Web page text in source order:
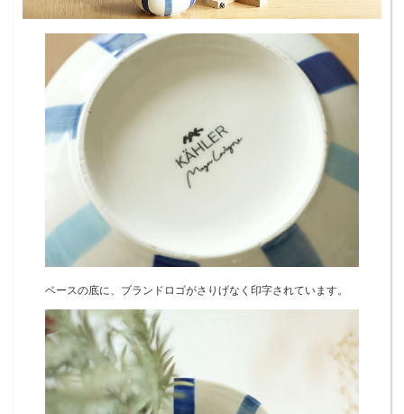
ベースの底に、ブランドロゴがさりげなく印字されています。